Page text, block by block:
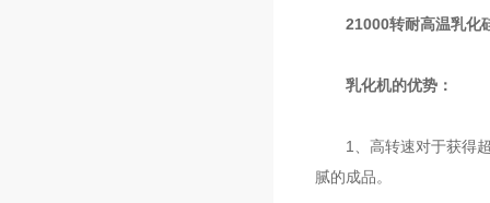
21000转耐高温乳化
乳化机的优势：
1、高转速对于获得超
腻的成品。